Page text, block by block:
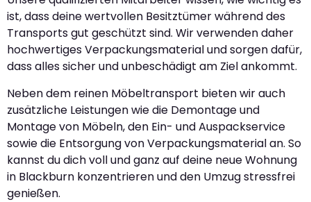
ist, dass deine wertvollen Besitztümer während des
Transports gut geschützt sind. Wir verwenden daher
hochwertiges Verpackungsmaterial und sorgen dafür,
dass alles sicher und unbeschädigt am Ziel ankommt.
Neben dem reinen Möbeltransport bieten wir auch
zusätzliche Leistungen wie die Demontage und
Montage von Möbeln, den Ein- und Auspackservice
sowie die Entsorgung von Verpackungsmaterial an. So
kannst du dich voll und ganz auf deine neue Wohnung
in Blackburn konzentrieren und den Umzug stressfrei
genießen.